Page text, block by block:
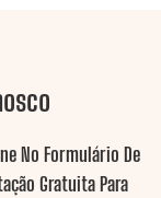
No Formulário De
Gratuita Para